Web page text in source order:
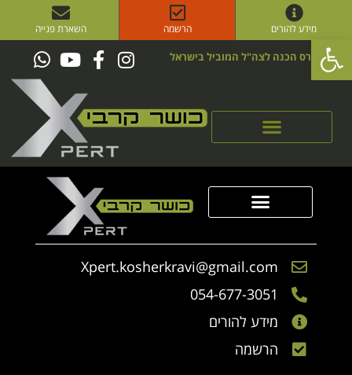
פתח סרגל נגישות
מידע להורים הרשמה השארת פנייה
קורס הכנה לצה"ל המוביל בישראל
Xpert.kosherkravi@gmail.com
054-677-3051
מידע להורים
הרשמה